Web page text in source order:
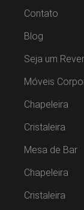
Contato
Blog
Seja um
Móveis
Chapeleira
Cristaleira
Mesa de Bar
Chapeleira
Cristaleira